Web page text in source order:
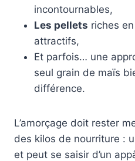
incontournables,
Les pellets riches
attractifs,
Et parfois… une
seul grain de maïs
différence.
L’amorçage doit rester
des kilos de nourriture :
et peut se saisir d’un